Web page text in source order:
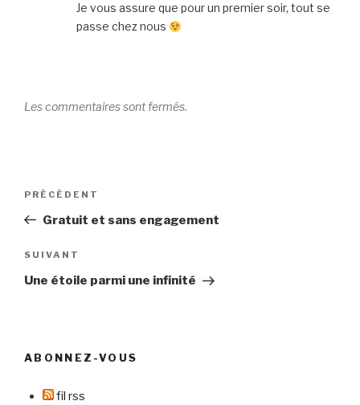
Je vous assure que pour un premier soir, tout se
passe chez nous
Les commentaires sont fermés.
Navigation
l’article
Article
précédent
PRÉCÉDENT
Gratuit et sans engagement
Article
suivant
SUIVANT
Une étoile parmi une infinité
ABONNEZ-VOUS
fil rss